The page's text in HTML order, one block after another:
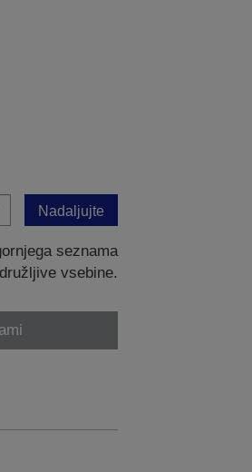
Nadaljujte
seznama
vsebine.